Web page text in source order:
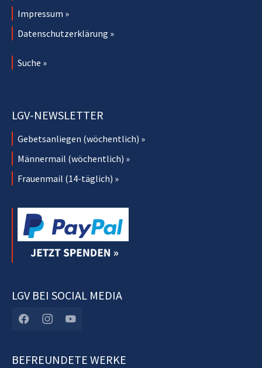
Impressum »
Datenschutzerklärung »
Suche »
LGV-NEWSLETTER
Gebetsanliegen (wöchentlich) »
Männermail (wöchentlich) »
Frauenmail (14-täglich) »
LGV BEI SOCIAL MEDIA
BEFREUNDETE WERKE